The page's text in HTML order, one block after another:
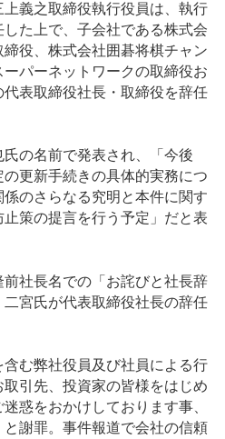
義之取締役執行役員は、執行
た上で、子会社である株式会
役、株式会社囲碁将棋チャン
パーネットワークの取締役お
表取締役社長・取締役を辞任
の名前で発表され、「今後
更新手続きの具体的実務につ
のさらなる究明と本件に関す
策の提言を行う予定」だと表
社長名での「お詫びと社長辞
宮氏が代表取締役社長の辞任
む弊社役員及び社員による行
引先、投資家の皆様をはじめ
惑をおかけしております事、
謝罪。事件報道で会社の信頼